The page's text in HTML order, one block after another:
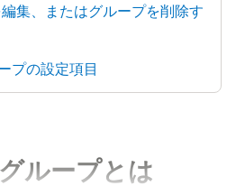
集、またはグループを削除す
プの設定項目
ループとは